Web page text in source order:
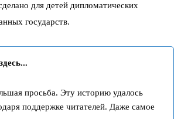
для детей дипломатических
государств.
просьба. Эту историю удалось
поддержке читателей. Даже самое